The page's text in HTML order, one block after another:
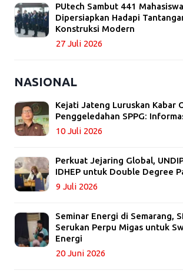
PUtech Sambut 441
Dipersiapkan Hadapi
Konstruksi Modern
27 Juli 2026
NASIONAL
Kejati Jateng Luruskan Kabar
Penggeledahan SPPG:
10 Juli 2026
Perkuat Jejaring Global,
IDHEP untuk Double Degree
9 Juli 2026
Seminar Energi di Semarang,
Serukan Perpu Migas untuk
Energi
20 Juni 2026